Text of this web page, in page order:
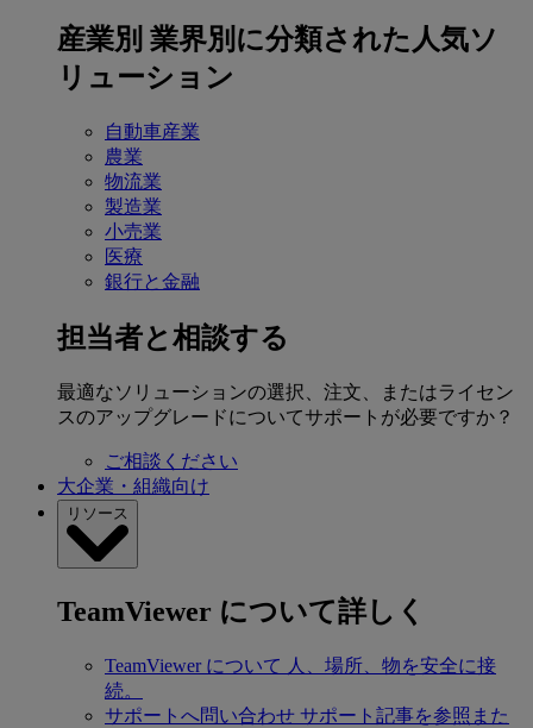
産業別 業界別に分類された人気ソ
リューション
自動車産業
農業
物流業
製造業
小売業
医療
銀行と金融
担当者と相談する
最適なソリューションの選択、注文、またはライセン
スのアップグレードについてサポートが必要ですか？
ご相談ください
大企業・組織向け
リソース
TeamViewer について詳しく
TeamViewer について 人、場所、物を安全に接
続。
サポートへ問い合わせ サポート記事を参照また